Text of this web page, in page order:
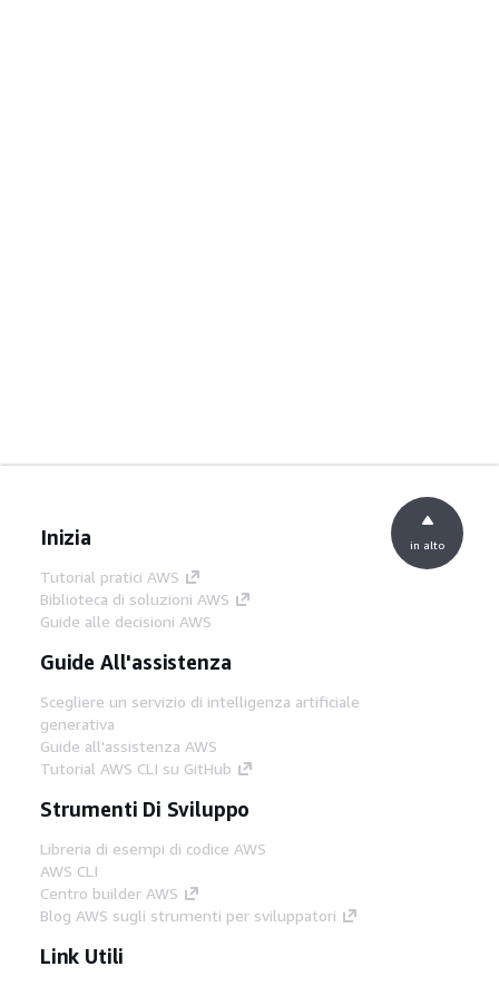
Inizia
Tutorial pratici AWS
Biblioteca di soluzioni AWS
Guide alle decisioni AWS
Guide All'assistenza
Scegliere un servizio di intelligenza artificiale
generativa
Guide all'assistenza AWS
Tutorial AWS CLI su GitHub
Strumenti Di Sviluppo
Libreria di esempi di codice AWS
AWS CLI
Centro builder AWS
Blog AWS sugli strumenti per sviluppatori
Link Utili
in alto